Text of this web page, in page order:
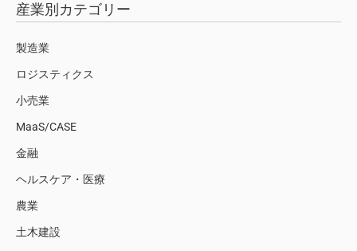
産業別カテゴリー
製造業
ロジスティクス
小売業
MaaS/CASE
金融
ヘルスケア・医療
農業
土木建設